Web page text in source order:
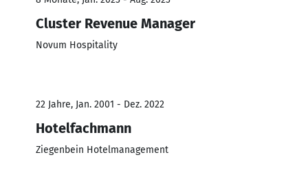
Cluster Revenue Manager
Novum Hospitality
22 Jahre, Jan. 2001 - Dez. 2022
Hotelfachmann
Ziegenbein Hotelmanagement